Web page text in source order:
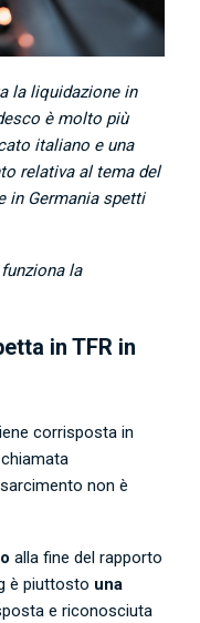
la liquidazione in
è molto più
italiano e una
relativa al tema del
in Germania spetti
la
in TFR in
corrisposta in
non è
alla fine del rapporto
è piuttosto una
e riconosciuta